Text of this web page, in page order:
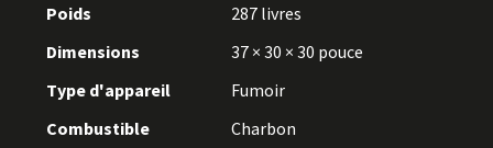
Poids
287 livres
Dimensions
37 × 30 × 30 pouce
Type d'appareil
Fumoir
Combustible
Charbon